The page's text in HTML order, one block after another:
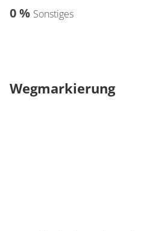
0 % Sonstiges
Wegmarkierung